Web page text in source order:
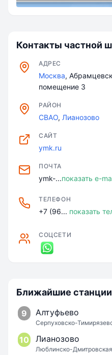
Контакты частной
АДРЕС
Москва,
помещение 3
РАЙОН
СВАО, Лианозово
САЙТ
ymk.ru
ПОЧТА
ymk-...показать e-
ТЕЛЕФОН
+7 (96... показать
СОЦСЕТИ
Ближайшие
9 Алтуфьево
Серпуховско-
10 Лианозово
Люблинско-Дмитровская